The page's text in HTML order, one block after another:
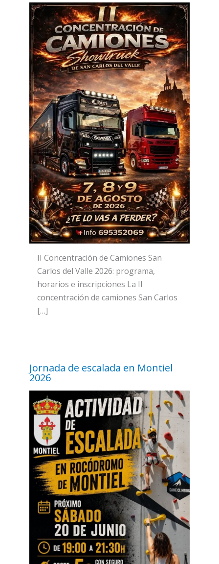
II Concentración de Camiones San
Carlos del Valle 2026: programa,
horarios e inscripciones La II
concentración de camiones San Carlos
[…]
Jornada de escalada en Montiel
2026